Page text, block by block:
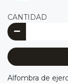
CANTIDAD
Alfombra de